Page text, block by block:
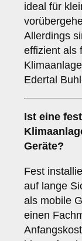
ideal für
Allerdings
effizient als
Edertal
Ist eine
Geräte?
Fest
auf lange
als mobile
einen